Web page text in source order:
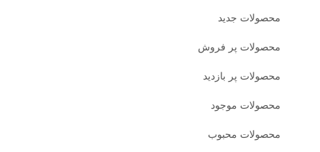
محصولات جدید
محصولات پر فروش
محصولات پر بازدید
محصولات موجود
محصولات محبوب